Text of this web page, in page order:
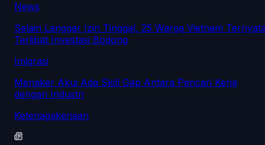
News
Selain Langgar Izin Tinggal, 25 Warga Vietnam
Terlibat Investasi Bodong
Imigrasi
Menaker Akui Ada Skill Gap Antara Pencari Kerja
dengan Industri
Ketenagakerjaan